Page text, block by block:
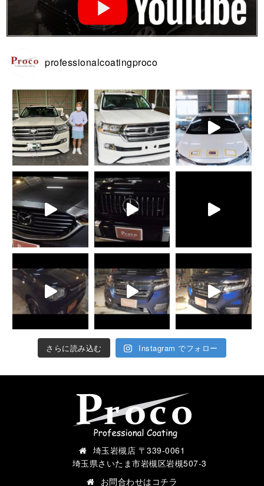
professionalcoatingproco
さらに読み込む Instagram でフォロー
埼玉岩槻店 〒339-0061
埼玉県さいたま市岩槻区岩槻507-3
お問合わせは コチラ